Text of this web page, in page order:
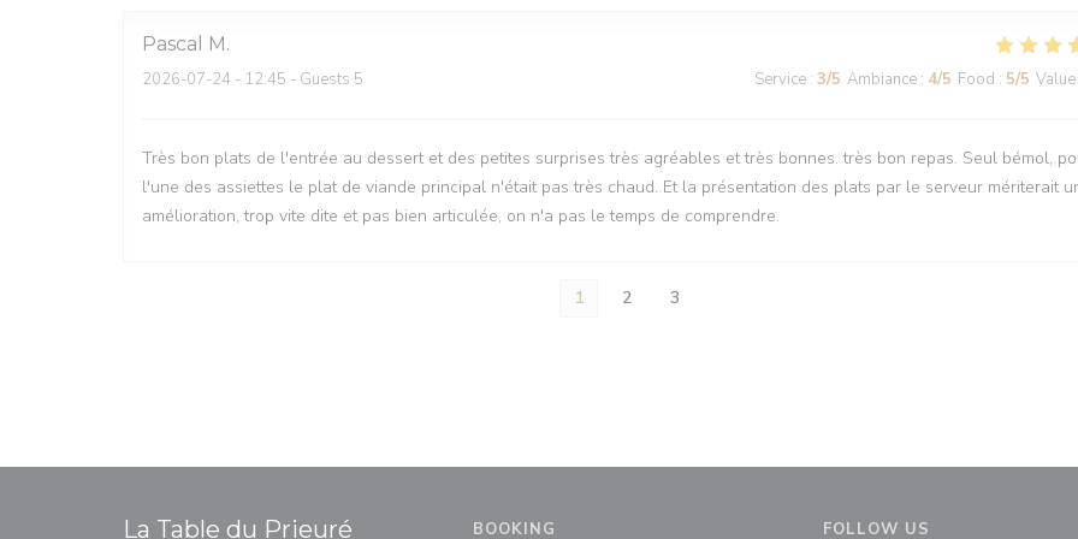
Pascal M
2026-07-24 - 12:45 - Guests 5 Service : 3/5 Ambiance : 4/5 Food : 5/5 Value
Très bon plats de l'entrée au dessert et des petites surprises très agréables et très bonnes. très bon repas. Seul bémol,
l'une des assiettes le plat de viande principal n'était pas très chaud. Et la présentation des plats par le serveur mériterait
amélioration, trop vite dite et pas bien articulée, on n'a pas le temps de comprendre.
1 2 3
La Table du Prieuré BOOKING FOLLOW US